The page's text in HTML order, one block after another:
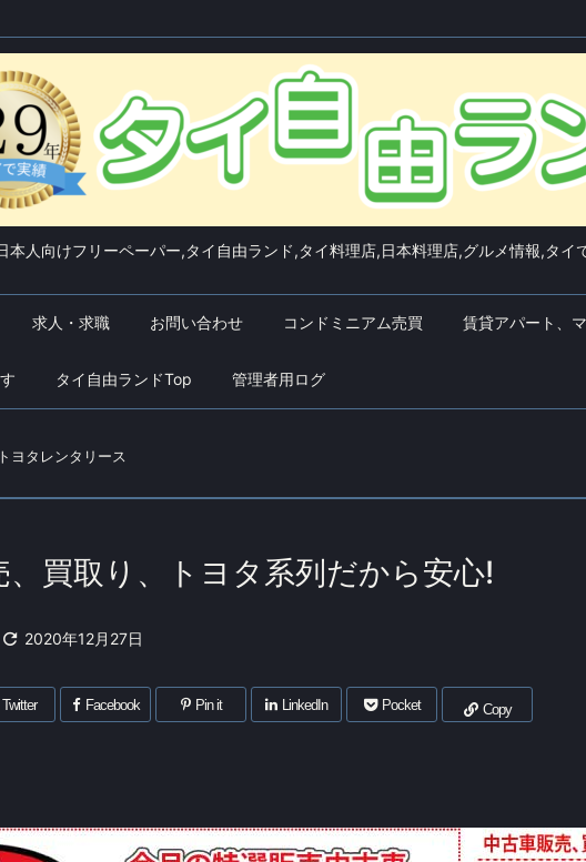
本人向けフリーペーパー,タイ自由ランド,タイ料理店,日本料理店,グルメ情報,タ
求人・求職 お問い合わせ コンドミニアム売買 賃貸アパート、
タイ自由ランドTop 管理者用ログ
トヨタレンタリース
、買取り、トヨタ系列だから安心!
 2020年12月27日
Twitter Facebook Pin it LinkedIn Pocket Copy